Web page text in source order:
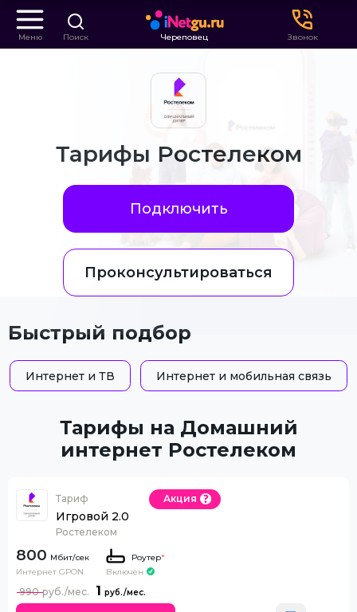
Меню Поиск Череповец Звонок
Тарифы Ростелеком
Подключить
Проконсультироваться
Быстрый подбор
Интернет и ТВ Интернет и мобильная связь
Тарифы на Домашний
интернет Ростелеком
Тариф
Игровой 2.0
Ростелеком
Акция
800
Интернет GPON
Роутер*
Включен
1
990